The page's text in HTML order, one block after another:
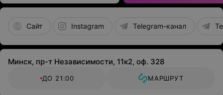
Сайт Instagram Telegram-канал
Минск, пр-т Независимости, 11к2, оф. 328
ДО 21:00 МАРШРУТ